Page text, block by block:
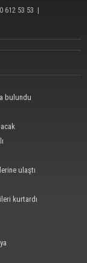
612 53 53 |
bulundu
ulaştı
kurtardı